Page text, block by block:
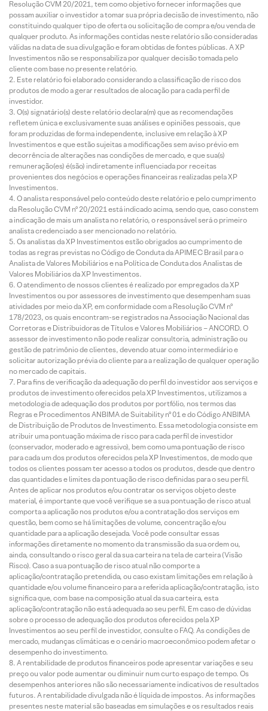
Resolução CVM 20/2021, tem como objetivo fornecer informações que
possam auxiliar o investidor a tomar sua própria decisão de investimento, não
constituindo qualquer tipo de oferta ou solicitação de compra e/ou venda de
qualquer produto. As informações contidas neste relatório são consideradas
válidas na data de sua divulgação e foram obtidas de fontes públicas. A XP
Investimentos não se responsabiliza por qualquer decisão tomada pelo
cliente com base no presente relatório.
Este relatório foi elaborado considerando a classificação de risco dos
produtos de modo a gerar resultados de alocação para cada perfil de
investidor.
O(s) signatário(s) deste relatório declara(m) que as recomendações
refletem única e exclusivamente suas análises e opiniões pessoais, que
foram produzidas de forma independente, inclusive em relação à XP
Investimentos e que estão sujeitas a modificações sem aviso prévio em
decorrência de alterações nas condições de mercado, e que sua(s)
remuneração(es) é(são) indiretamente influenciada por receitas
provenientes dos negócios e operações financeiras realizadas pela XP
Investimentos.
O analista responsável pelo conteúdo deste relatório e pelo cumprimento
da Resolução CVM nº 20/2021 está indicado acima, sendo que, caso constem
a indicação de mais um analista no relatório, o responsável será o primeiro
analista credenciado a ser mencionado no relatório.
Os analistas da XP Investimentos estão obrigados ao cumprimento de
todas as regras previstas no Código de Conduta da APIMEC Brasil para o
Analista de Valores Mobiliários e na Política de Conduta dos Analistas de
Valores Mobiliários da XP Investimentos.
O atendimento de nossos clientes é realizado por empregados da XP
Investimentos ou por assessores de investimento que desempenham suas
atividades por meio da XP, em conformidade com a Resolução CVM nº
178/2023, os quais encontram-se registrados na Associação Nacional das
Corretoras e Distribuidoras de Títulos e Valores Mobiliários – ANCORD. O
assessor de investimento não pode realizar consultoria, administração ou
gestão de patrimônio de clientes, devendo atuar como intermediário e
solicitar autorização prévia do cliente para a realização de qualquer operação
no mercado de capitais.
Para fins de verificação da adequação do perfil do investidor aos serviços e
produtos de investimento oferecidos pela XP Investimentos, utilizamos a
metodologia de adequação dos produtos por portfólio, nos termos das
Regras e Procedimentos ANBIMA de Suitability nº 01 e do Código ANBIMA
de Distribuição de Produtos de Investimento. Essa metodologia consiste em
atribuir uma pontuação máxima de risco para cada perfil de investidor
(conservador, moderado e agressivo), bem como uma pontuação de risco
para cada um dos produtos oferecidos pela XP Investimentos, de modo que
todos os clientes possam ter acesso a todos os produtos, desde que dentro
das quantidades e limites da pontuação de risco definidas para o seu perfil.
Antes de aplicar nos produtos e/ou contratar os serviços objeto deste
material, é importante que você verifique se a sua pontuação de risco atual
comporta a aplicação nos produtos e/ou a contratação dos serviços em
questão, bem como se há limitações de volume, concentração e/ou
quantidade para a aplicação desejada. Você pode consultar essas
informações diretamente no momento da transmissão da sua ordem ou,
ainda, consultando o risco geral da sua carteira na tela de carteira (Visão
Risco). Caso a sua pontuação de risco atual não comporte a
aplicação/contratação pretendida, ou caso existam limitações em relação à
quantidade e/ou volume financeiro para a referida aplicação/contratação, isto
significa que, com base na composição atual da sua carteira, esta
aplicação/contratação não está adequada ao seu perfil. Em caso de dúvidas
sobre o processo de adequação dos produtos oferecidos pela XP
Investimentos ao seu perfil de investidor, consulte o FAQ. As condições de
mercado, mudanças climáticas e o cenário macroeconômico podem afetar o
desempenho do investimento.
A rentabilidade de produtos financeiros pode apresentar variações e seu
preço ou valor pode aumentar ou diminuir num curto espaço de tempo. Os
desempenhos anteriores não são necessariamente indicativos de resultados
futuros. A rentabilidade divulgada não é líquida de impostos. As informações
presentes neste material são baseadas em simulações e os resultados reais